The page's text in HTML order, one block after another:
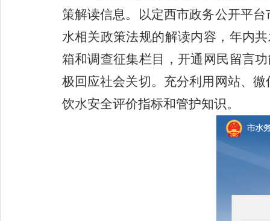
策解读信息。以定西市政务公开平
水相关政策法规的解读内容，年内
箱和调查征集栏目，开通网民留言
极回应社会关切。充分利用网站、
饮水安全评价指标和管护知识。